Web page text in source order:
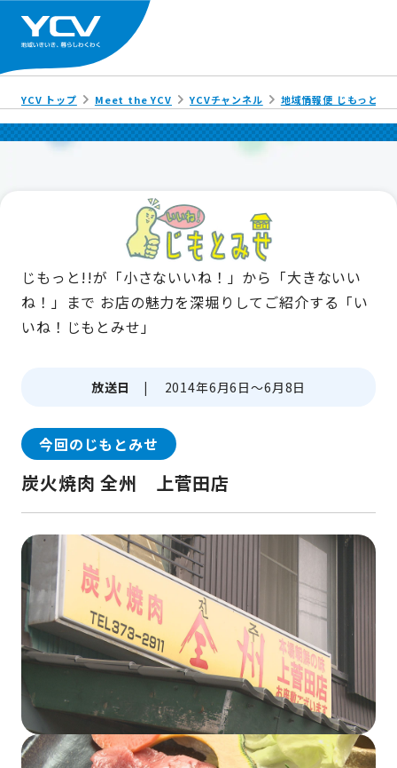
YCV トップ Meet the YCV YCVチャンネル 地域情報便 じもっと!!
じもっと!!が「小さないいね！」から「大きないい
ね！」まで お店の魅力を深堀りしてご紹介する「い
いね！じもとみせ」
放送日 | 2014年6月6日～6月8日
今回のじもとみせ
炭火焼肉 全州 上菅田店